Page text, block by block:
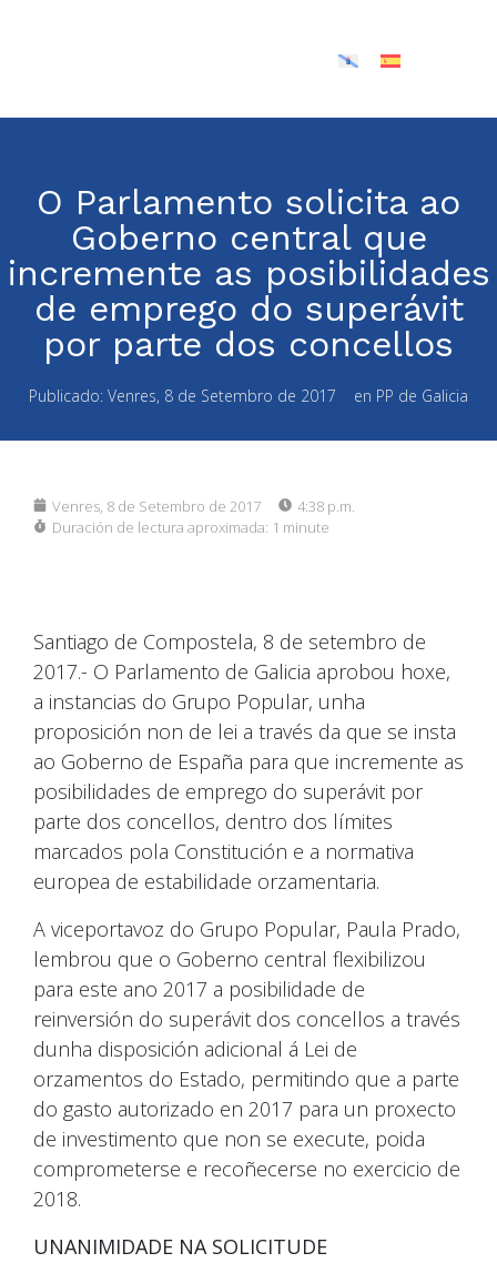
O Parlamento solicita ao
Goberno central que
incremente as posibilidades
de emprego do superávit
por parte dos concellos
Publicado: Venres, 8 de Setembro de 2017 en PP de Galicia
Venres, 8 de Setembro de 2017
4:38 p.m.
Duración de lectura aproximada: 1 minute
Santiago de Compostela, 8 de setembro de
2017.- O Parlamento de Galicia aprobou hoxe,
a instancias do Grupo Popular, unha
proposición non de lei a través da que se insta
ao Goberno de España para que incremente as
posibilidades de emprego do superávit por
parte dos concellos, dentro dos límites
marcados pola Constitución e a normativa
europea de estabilidade orzamentaria.
A viceportavoz do Grupo Popular, Paula Prado,
lembrou que o Goberno central flexibilizou
para este ano 2017 a posibilidade de
reinversión do superávit dos concellos a través
dunha disposición adicional á Lei de
orzamentos do Estado, permitindo que a parte
do gasto autorizado en 2017 para un proxecto
de investimento que non se execute, poida
comprometerse e recoñecerse no exercicio de
2018.
UNANIMIDADE NA SOLICITUDE